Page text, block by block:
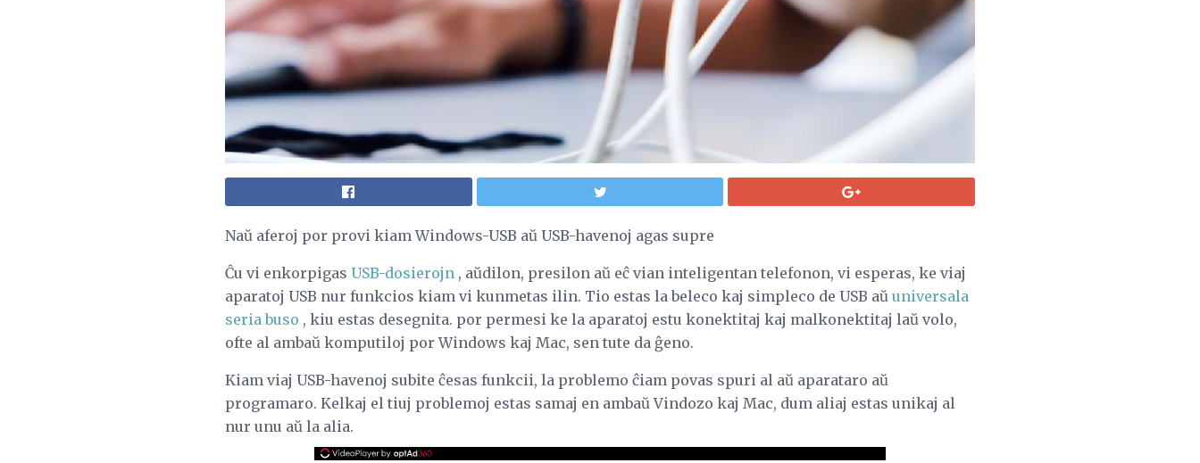
Naŭ aferoj por provi kiam Windows-USB aŭ USB-havenoj agas supre
Ĉu vi enkorpigas USB-dosierojn , aŭdilon, presilon aŭ eĉ vian inteligentan telefonon, vi esperas, ke viaj
aparatoj USB nur funkcios kiam vi kunmetas ilin. Tio estas la beleco kaj simpleco de USB aŭ universala
seria buso , kiu estas desegnita. por permesi ke la aparatoj estu konektitaj kaj malkonektitaj laŭ volo,
ofte al ambaŭ komputiloj por Windows kaj Mac, sen tute da ĝeno.
Kiam viaj USB-havenoj subite ĉesas funkcii, la problemo ĉiam povas spuri al aŭ aparataro aŭ
programaro. Kelkaj el tiuj problemoj estas samaj en ambaŭ Vindozo kaj Mac, dum aliaj estas unikaj al
nur unu aŭ la alia.